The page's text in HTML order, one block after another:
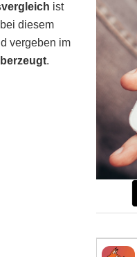
ist
diesem
vergeben im
.